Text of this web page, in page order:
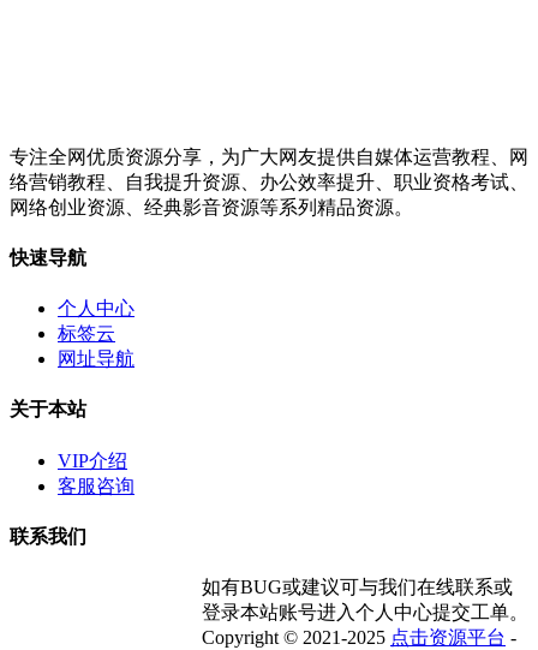
专注全网优质资源分享，为广大网友提供自媒体运营教程、网
络营销教程、自我提升资源、办公效率提升、职业资格考试、
网络创业资源、经典影音资源等系列精品资源。
快速导航
个人中心
标签云
网址导航
关于本站
VIP介绍
客服咨询
联系我们
如有BUG或建议可与我们在线联系或
登录本站账号进入个人中心提交工单。
Copyright © 2021-2025 点击资源平台 -